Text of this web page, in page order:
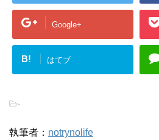
Google+
B! はてブ
-
執筆者： notrynolife